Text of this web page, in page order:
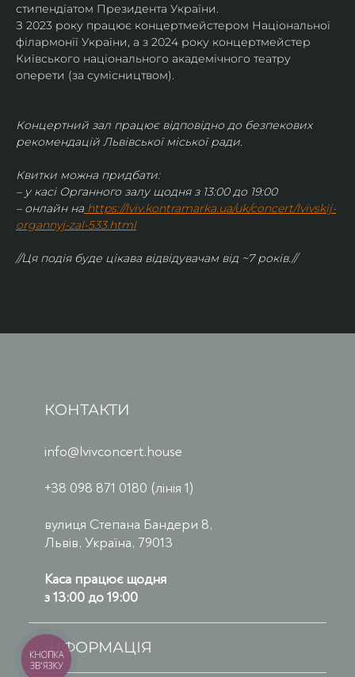
стипендіатом Президента України.
З 2023 року працює концертмейстером Національної
філармонії України, а з 2024 року концертмейстер
Київського національного академічного театру
оперети (за сумісництвом).
Концертний зал працює відповідно до безпекових
рекомендацій Львівської міської ради.
Квитки можна придбати:
– у касі Органного залу щодня з 13:00 до 19:00
– онлайн на https://lviv.kontramarka.ua/uk/concert/lvivskij-
organnyj-zal-533.html
//Ця подія буде цікава відвідувачам від ~7 років.//
КОНТАКТИ
info@lvivconcert.house
+38 098 871 0180 (лінія 1)
вулиця Степана Бандери 8,
Львів, Україна, 79013
Каса працює щодня
з 13:00 до 19:00
ІНФОРМАЦІЯ
КНОПКА
ЗВ'ЯЗКУ